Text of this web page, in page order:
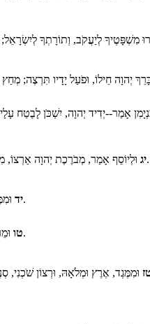
יְהוָה חֵילוֹ, וּפֹעַל יָדָיו תִּרְצֶה;
אָמַר--יְדִיד יְהוָה, יִשְׁכֹּן לָבֶטַח
יגוּלְיוֹסֵף אָמַר, מְבֹרֶכֶת יְהוָה אַרְצוֹ, מִמֶּגֶד שָׁמַיִם מִטָּל, וּמִתְּהוֹם רֹבֶצֶת תָּחַת.
ידוּמִמֶּגֶד, תְּבוּאֹת שָׁמֶשׁ; וּמִמֶּגֶד, גֶּרֶשׁ יְרָחִים.
טווּמֵרֹאשׁ, הַרְרֵי-קֶדֶם; וּמִמֶּגֶד, גִּבְעוֹת עוֹלָם.
וּמִמֶּגֶד, אֶרֶץ וּמְלֹאָהּ, וּרְצוֹן שֹׁכְנִי,